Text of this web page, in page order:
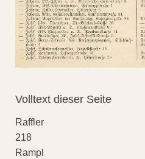
Volltext dieser Seite
Raffler
218
Rampl